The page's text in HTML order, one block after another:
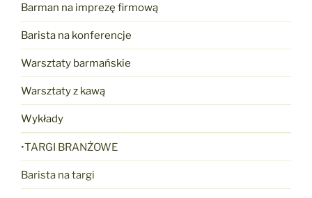
Barman na imprezę firmową
Barista na konferencje
Warsztaty barmańskie
Warsztaty z kawą
Wykłady
•TARGI BRANŻOWE
Barista na targi